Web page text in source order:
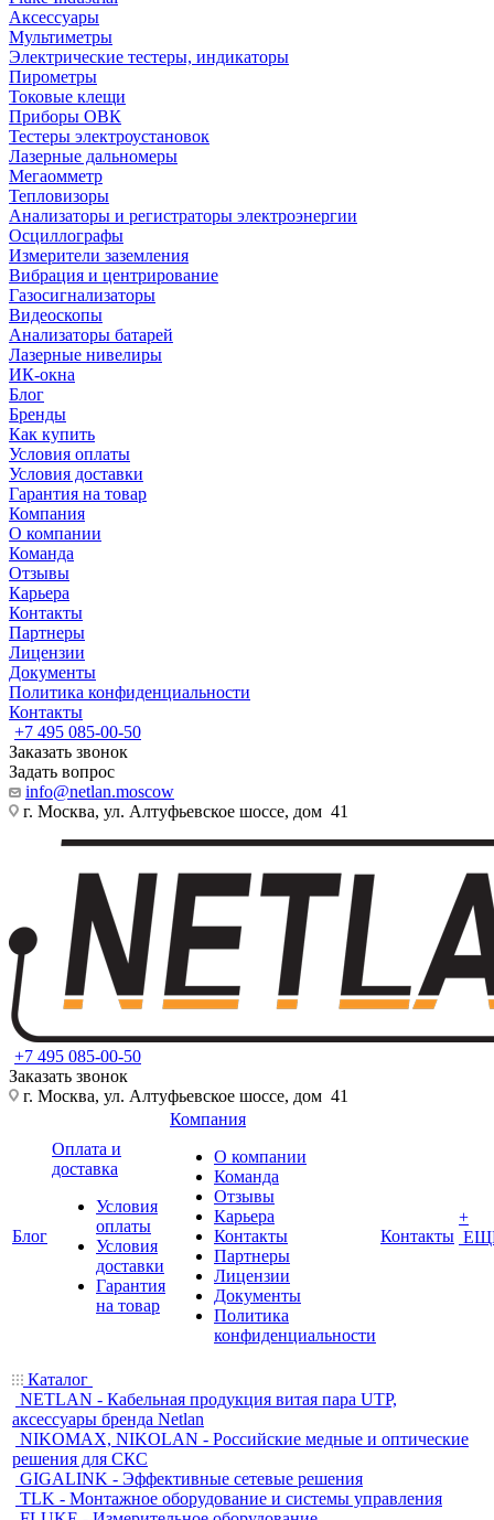
Аксессуары
Мультиметры
Электрические тестеры, индикаторы
Пирометры
Токовые клещи
Приборы ОВК
Тестеры электроустановок
Лазерные дальномеры
Мегаомметр
Тепловизоры
Анализаторы и регистраторы электроэнергии
Осциллографы
Измерители заземления
Вибрация и центрирование
Газосигнализаторы
Видеоскопы
Анализаторы батарей
Лазерные нивелиры
ИК-окна
Блог
Бренды
Как купить
Условия оплаты
Условия доставки
Гарантия на товар
Компания
О компании
Команда
Отзывы
Карьера
Контакты
Партнеры
Лицензии
Документы
Политика конфиденциальности
Контакты
+7 495 085-00-50
Заказать звонок
Задать вопрос
info@netlan.moscow
г. Москва, ул. Алтуфьевское шоссе, дом 41
+7 495 085-00-50
Заказать звонок
г. Москва, ул. Алтуфьевское шоссе, дом 41
Блог
Оплата и
доставка
Условия
оплаты
Условия
доставки
Гарантия
на товар
Компания
О компании
Команда
Отзывы
Карьера
Контакты
Партнеры
Лицензии
Документы
Политика
конфиденциальности
Контакты
+
Каталог
NETLAN - Кабельная продукция витая пара UTP,
аксессуары бренда Netlan
NIKOMAX, NIKOLAN - Российские медные и оптические
решения для СКС
GIGALINK - Эффективные сетевые решения
TLK - Монтажное оборудование и системы управления